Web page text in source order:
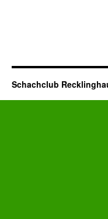
Schachclub